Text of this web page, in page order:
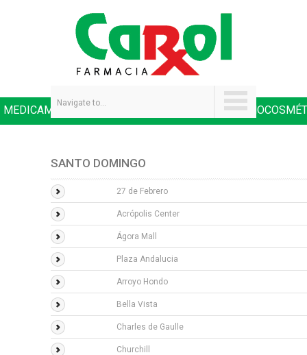
Navigate to...
MEDICAMENTOS
SANTO DOMINGO
27 de Febrero
Acrópolis Center
Ágora Mall
Plaza Andalucia
Arroyo Hondo
Bella Vista
Charles de Gaulle
Churchill